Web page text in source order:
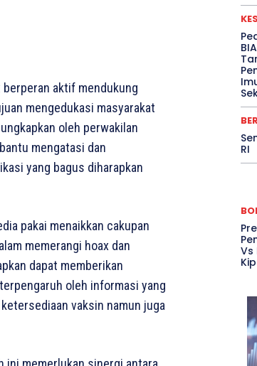
berperan aktif mendukung
mengedukasi masyarakat
oleh perwakilan
mengatasi dan
yang bagus diharapkan
pakai menaikkan cakupan
memerangi hoax dan
dapat memberikan
oleh informasi yang
vaksin namun juga
RI
Vs